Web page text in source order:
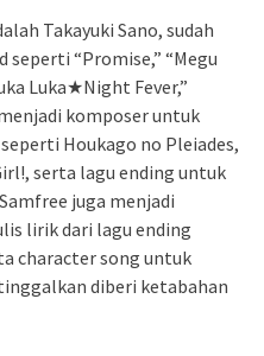
Takayuki Sano, sudah
“Promise,” “Megu
Luka★Night Fever,”
komposer untuk
Houkago no Pleiades,
serta lagu ending untuk
juga menjadi
lirik dari lagu ending
character song untuk
diberi ketabahan